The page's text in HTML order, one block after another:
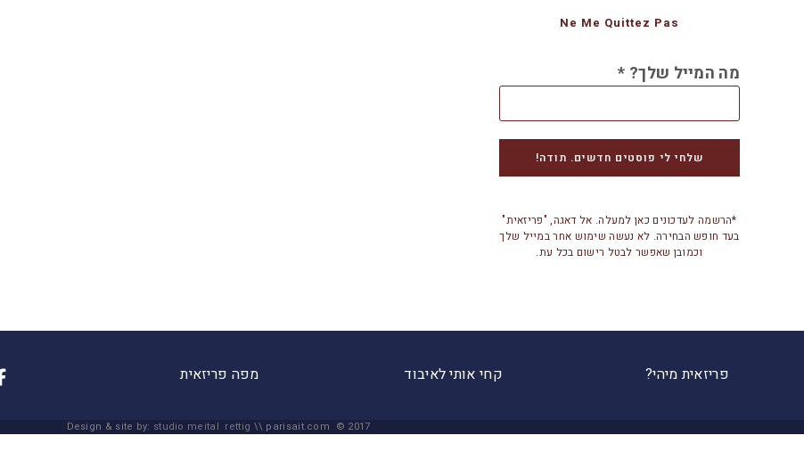
Ne Me Quittez Pas
מה המייל שלך? *
*הרשמה לעדכונים כאן למעלה. אל דאגה, "פריזאית"
בעד חופש הבחירה. לא נעשה שימוש אחר במייל שלך
וכמובן שאפשר לבטל רישום בכל עת.
פריזאית מיהי? קחי אותי לאיבוד מפה פריזאית
Design & site by: studio meital rettig \\ parisait.com © 2017